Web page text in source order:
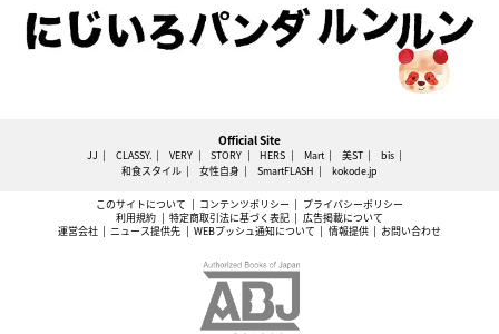
Official Site
JJ CLASSY. VERY STORY HERS Mart 美ST
bis
和食スタイル
女性自身 SmartFLASH kokode.jp
このサイトについて コンテンツポリシー
プライバシーポリシー
利用規約
特定商取引法に基づく表記
広告掲載について
運営会社
ニュース提供先 WEBプッシュ通知について 情報提供 お問い合わせ